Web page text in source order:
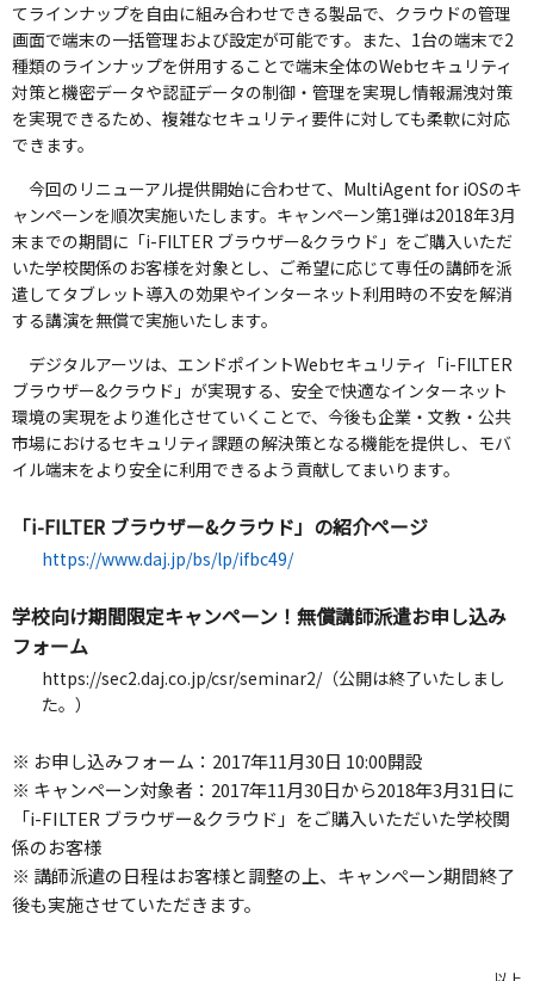
てラインナップを自由に組み合わせできる製品で、クラウドの管理
画面で端末の一括管理および設定が可能です。また、1台の端末で2
種類のラインナップを併用することで端末全体のWebセキュリティ
対策と機密データや認証データの制御・管理を実現し情報漏洩対策
を実現できるため、複雑なセキュリティ要件に対しても柔軟に対応
できます。
今回のリニューアル提供開始に合わせて、MultiAgent for iOSのキ
ャンペーンを順次実施いたします。キャンペーン第1弾は2018年3月
末までの期間に「i-FILTER ブラウザー&クラウド」をご購入いただ
いた学校関係のお客様を対象とし、ご希望に応じて専任の講師を派
遣してタブレット導入の効果やインターネット利用時の不安を解消
する講演を無償で実施いたします。
デジタルアーツは、エンドポイントWebセキュリティ「i-FILTER
ブラウザー&クラウド」が実現する、安全で快適なインターネット
環境の実現をより進化させていくことで、今後も企業・文教・公共
市場におけるセキュリティ課題の解決策となる機能を提供し、モバ
イル端末をより安全に利用できるよう貢献してまいります。
「i-FILTER ブラウザー&クラウド」の紹介ページ
https://www.daj.jp/bs/lp/ifbc49/
学校向け期間限定キャンペーン！無償講師派遣お申し込み
フォーム
https://sec2.daj.co.jp/csr/seminar2/（公開は終了いたしまし
た。）
※ お申し込みフォーム：2017年11月30日 10:00開設
※ キャンペーン対象者：2017年11月30日から2018年3月31日に
「i-FILTER ブラウザー&クラウド」をご購入いただいた学校関
係のお客様
※ 講師派遣の日程はお客様と調整の上、キャンペーン期間終了
後も実施させていただきます。